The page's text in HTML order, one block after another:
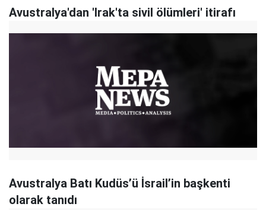
Avustralya'dan 'Irak'ta sivil ölümleri' itirafı
Avustralya Batı Kudüs’ü İsrail’in başkenti
olarak tanıdı